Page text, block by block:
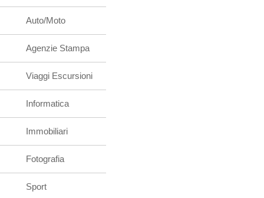
Auto/Moto
Agenzie Stampa
Viaggi Escursioni
Informatica
Immobiliari
Fotografia
Sport